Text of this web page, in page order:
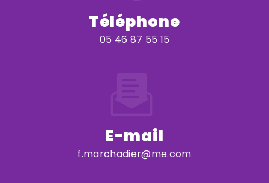
Téléphone
05 46 87 55 15
E-mail
f.marchadier@me.com